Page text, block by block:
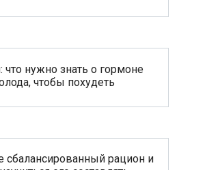
что нужно знать о гормоне
чтобы похудеть
сбалансированный рацион и